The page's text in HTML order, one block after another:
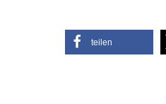
teilen